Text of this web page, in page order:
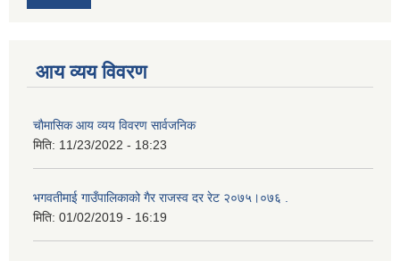
आय व्यय विवरण
चाैमासिक आय व्यय विवरण सार्वजनिक
मिति: 11/23/2022 - 18:23
भगवतीमाई गाउँपालिकाको गैर राजस्व दर रेट २०७५।०७६ .
मिति: 01/02/2019 - 16:19